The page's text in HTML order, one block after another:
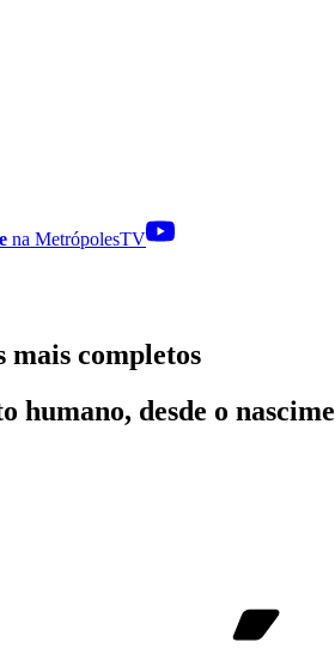
na MetrópolesTV
mais completos
desde o